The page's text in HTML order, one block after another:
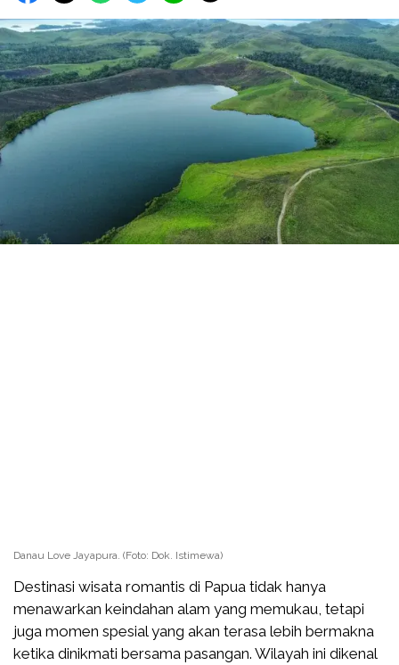
Danau Love Jayapura. (Foto: Dok. Istimewa)
Destinasi wisata romantis di Papua tidak hanya
menawarkan keindahan alam yang memukau, tetapi
juga momen spesial yang akan terasa lebih bermakna
ketika dinikmati bersama pasangan. Wilayah ini dikenal